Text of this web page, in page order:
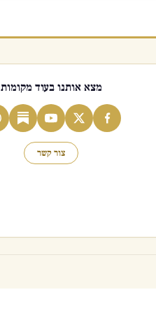
מצא אותנו בעוד מקומות
צור קשר